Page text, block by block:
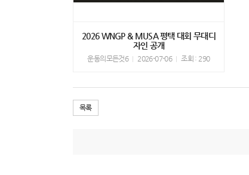
2026 WNGP & MUSA 평택 대회 무대디
자인 공개
운동의모든것6 2026-07-06 조회 : 290
목록